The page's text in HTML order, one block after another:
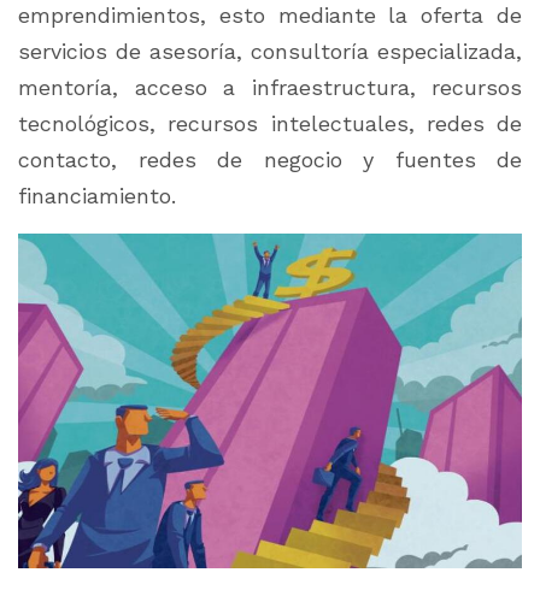
emprendimientos, esto mediante la oferta de
servicios de asesoría, consultoría especializada,
mentoría, acceso a infraestructura, recursos
tecnológicos, recursos intelectuales, redes de
contacto, redes de negocio y fuentes de
financiamiento.